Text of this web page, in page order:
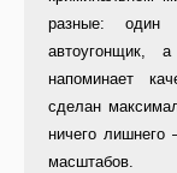
разные: один
автоугонщик,
напоминает
сделан
ничего лишнего
масштабов.